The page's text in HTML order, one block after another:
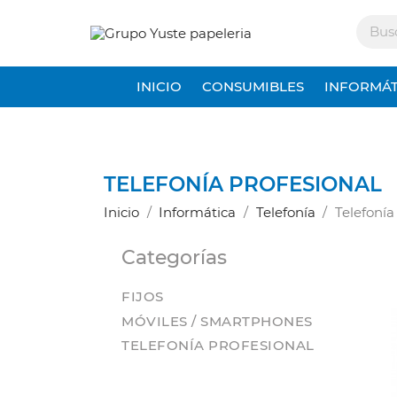
INICIO CONSUMIBLES
TELEFONÍA PROFESIONAL
Inicio Informática Telefonía
Categorías
FIJOS
MÓVILES / SMARTPHONES
TELEFONÍA PROFESIONAL